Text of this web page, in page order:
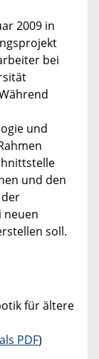
2009 in
bei
und
und den
neuen
soll.
für ältere
PDF)